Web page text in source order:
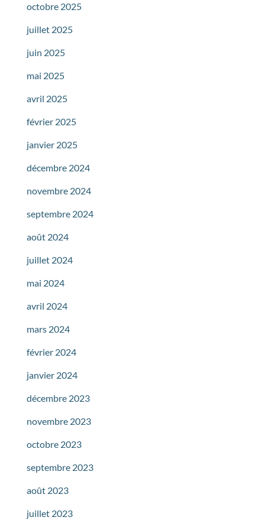
octobre 2025
juillet 2025
juin 2025
mai 2025
avril 2025
février 2025
janvier 2025
décembre 2024
novembre 2024
septembre 2024
août 2024
juillet 2024
mai 2024
avril 2024
mars 2024
février 2024
janvier 2024
décembre 2023
novembre 2023
octobre 2023
septembre 2023
août 2023
juillet 2023